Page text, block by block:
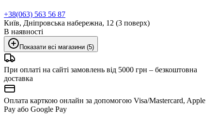
+38(063) 563 56 87
Київ, Дніпровська набережна, 12 (3 поверх)
В наявності
Показати всі магазини (5)
При оплаті на сайті замовлень від 5000 грн – безкоштовна
доставка
Оплата карткою онлайн за допомогою Visa/Mastercard, Apple
Pay або Google Pay